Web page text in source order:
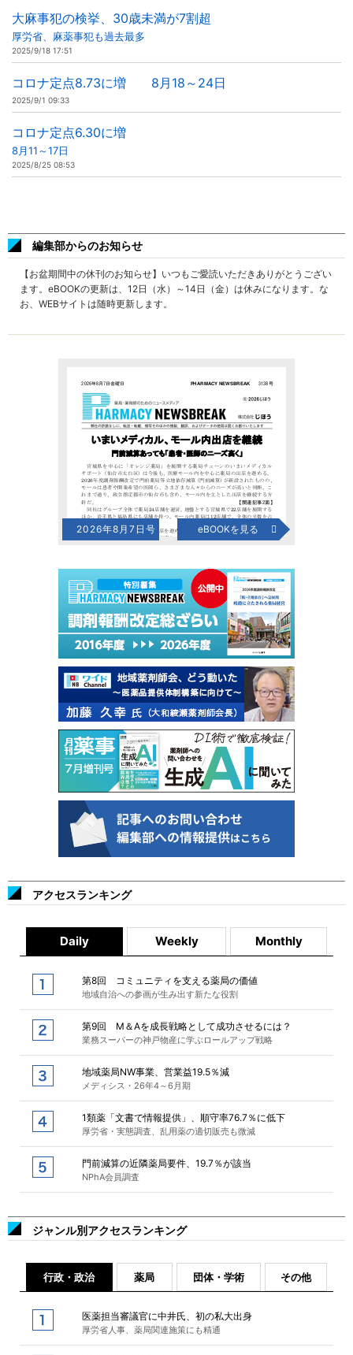
大麻事犯の検挙、30歳未満が7割超
厚労省、麻薬事犯も過去最多
2025/9/18 17:51
コロナ定点8.73に増 8月18～24日
2025/9/1 09:33
コロナ定点6.30に増
8月11～17日
2025/8/25 08:53
編集部からのお知らせ
【お盆期間中の休刊のお知らせ】いつもご愛読いただきありがとうござい
ます。eBOOKの更新は、12日（水）～14日（金）は休みになります。な
お、WEBサイトは随時更新します。
2026年8月7日号 eBOOKを見る
アクセスランキング
Daily Weekly Monthly
第8回 コミュニティを支える薬局の価値
地域自治への参画が生み出す新たな役割
第9回 M＆Aを成長戦略として成功させるには？
業務スーパーの神戸物産に学ぶロールアップ戦略
地域薬局NW事業、営業益19.5％減
メディシス・26年4～6月期
1類薬「文書で情報提供」、順守率76.7％に低下
厚労省・実態調査、乱用薬の適切販売も微減
門前減算の近隣薬局要件、19.7％が該当
NPhA会員調査
ジャンル別アクセスランキング
行政・政治 薬局 団体・学術 その他
医薬担当審議官に中井氏、初の私大出身
厚労省人事、薬局関連施策にも精通